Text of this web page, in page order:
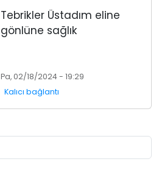
Tebrikler Üstadım eline
gönlüne sağlık
Pa, 02/18/2024 - 19:29
Kalıcı bağlantı